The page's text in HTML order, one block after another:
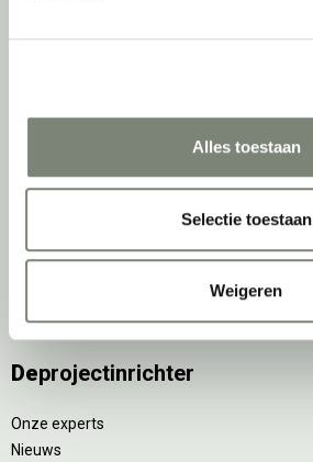
Alles toestaan
Selectie toestaan
Weigeren
Stoelen
Werkplekken
Accessoires
Deprojectinrichter
Onze experts
Nieuws